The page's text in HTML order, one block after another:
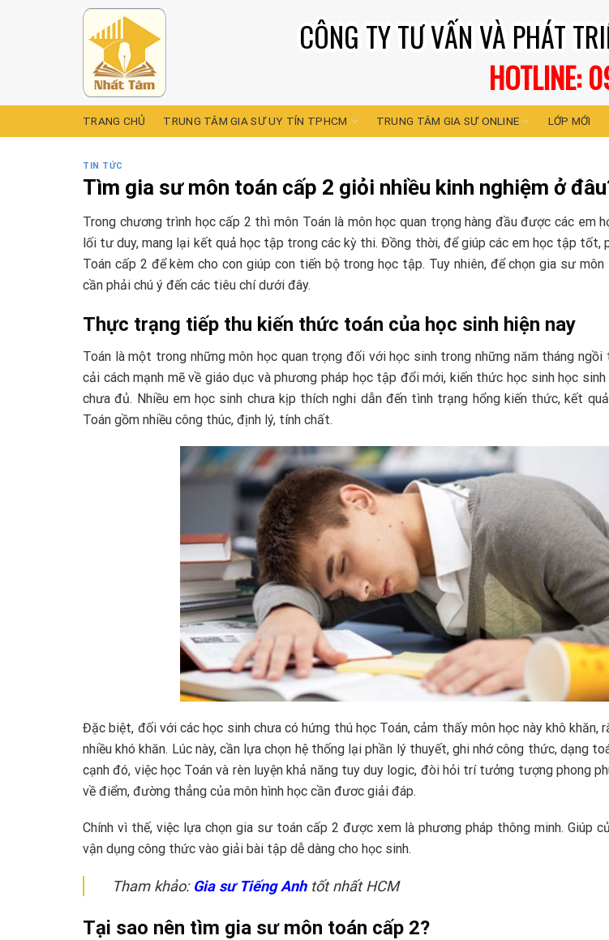
CÔNG TY TƯ VẤN VÀ PHÁT
HOTLINE:
TRANG CHỦ TRUNG TÂM GIA SƯ UY TÍN TPHCM TRUNG TÂM GIA SƯ ONLINE LỚP MỚI
TIN TỨC
Tìm gia sư môn toán cấp 2 giỏi nhiều kinh nghiệm ở
Trong chương trình học cấp 2 thì môn Toán là môn học quan trọng hàng đầu được các em
lối tư duy, mang lại kết quả học tập trong các kỳ thi. Đồng thời, để giúp các em học tập tốt,
Toán cấp 2 để kèm cho con giúp con tiến bộ trong học tập. Tuy nhiên, để chọn gia sư
cần phải chú ý đến các tiêu chí dưới đây.
Thực trạng tiếp thu kiến thức toán của học sinh hiện nay
Toán là một trong những môn học quan trọng đối với học sinh trong những năm tháng
cải cách mạnh mẽ về giáo dục và phương pháp học tập đổi mới, kiến thức học sinh học
chưa đủ. Nhiều em học sinh chưa kịp thích nghi dẫn đến tình trạng hổng kiến thức, kết
Toán gồm nhiều công thúc, định lý, tính chất.
Đặc biệt, đối với các học sinh chưa có hứng thú học Toán, cảm thấy môn học này khô khăn,
nhiều khó khăn. Lúc này, cần lựa chọn hệ thống lại phần lý thuyết, ghi nhớ công thức, dạng
cạnh đó, việc học Toán và rèn luyện khả năng tuy duy logic, đòi hỏi trí tưởng tượng phong
về điểm, đường thẳng của môn hình học cần đươc giải đáp.
Chính vì thế, việc lựa chọn gia sư toán cấp 2 được xem là phương pháp thông minh. Giúp
vận dụng công thức vào giải bài tập dễ dàng cho học sinh.
Tham khảo: Gia sư Tiếng Anhtốt nhất HCM
Tại sao nên tìm gia sư môn toán cấp 2?